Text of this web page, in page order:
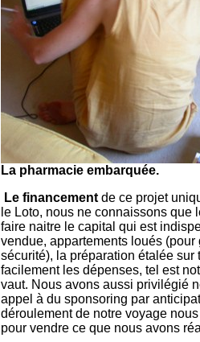
La pharmacie embarquée.
Le financement de ce projet
le Loto, nous ne connaissons que
faire naitre le capital qui est
vendue, appartements loués
sécurité), la préparation étalée
facilement les dépenses, tel est
vaut. Nous avons aussi privilégié
appel à du sponsoring par
déroulement de notre voyage
pour vendre ce que nous avons